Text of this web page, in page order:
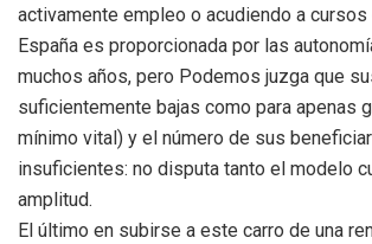
activamente empleo o acudiendo a cursos
España es proporcionada por las
muchos años, pero Podemos juzga que
suficientemente bajas como para apenas
mínimo vital) y el número de sus
insuficientes: no disputa tanto el modelo
amplitud.
El último en subirse a este carro de una